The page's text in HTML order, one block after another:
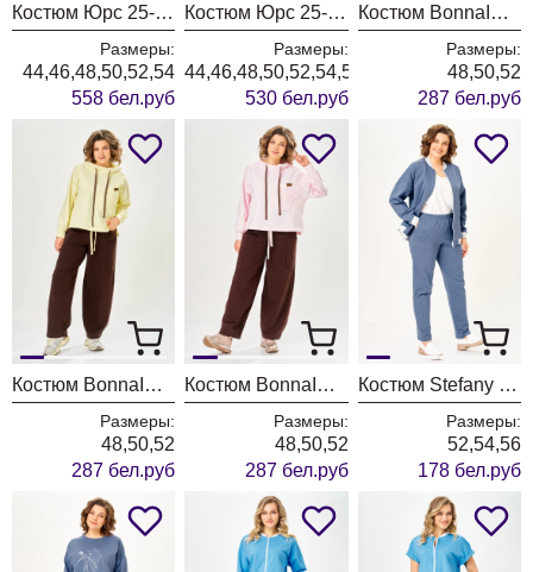
Костюм Юрс 25-556-1 молочный
Размеры:
44,46,48,50,52,54
558 бел.руб
Костюм Юрс 25-563-1 молочный
Размеры:
44,46,48,50,52,54,56
530 бел.руб
Костюм BonnaImage 1062/1 голубой
Размеры:
48,50,52
287 бел.руб
Костюм BonnaImage 1062/1 желтый
Размеры:
48,50,52
287 бел.руб
Костюм BonnaImage 1062/1 розовый
Размеры:
48,50,52
287 бел.руб
Костюм Stefany 2066-1 индиго
Размеры:
52,54,56
178 бел.руб